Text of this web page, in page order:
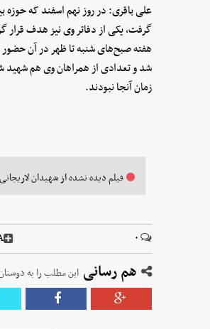
علی باقری: در روز نهم اسفند که حوزه
گرفت، یکی از دفاتر وی نیز هدف قرار
هفته صبح‌های شنبه تا ظهر در آن
شد و تعدادی از همراهان وی هم شهید
زمان آنجا نبودند.
فیلم دیده نشده از شهیدان
۰
هم رسانی این مطلب را به